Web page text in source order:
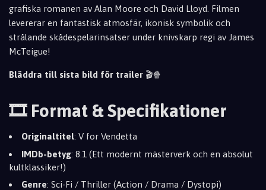
grafiska romanen av Alan Moore och David Lloyd. Filmen
levererar en fantastisk atmosfär, ikonisk symbolik och
strålande skådespelarinsatser under knivskarp regi av James
McTeigue!
Bläddra till sista bild för trailer 🎬🍿
🎞️ Format & Specifikationer
Originaltitel: V for Vendetta
IMDb-betyg: 8.1 (Ett modernt mästerverk och en absolut
kultklassiker!)
Genre: Sci-Fi / Thriller (Action / Drama / Dystopi)